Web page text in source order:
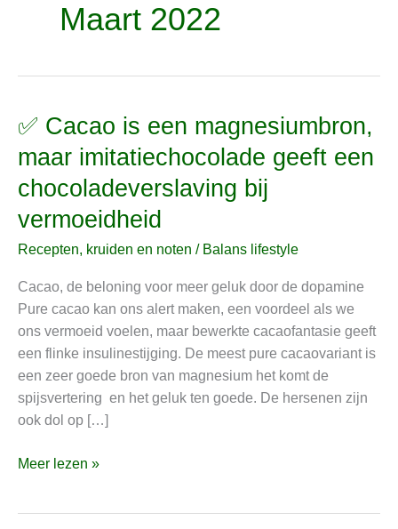
Maart 2022
✅ Cacao is een magnesiumbron,
maar imitatiechocolade geeft een
chocoladeverslaving bij
vermoeidheid
Recepten, kruiden en noten / Balans lifestyle
Cacao, de beloning voor meer geluk door de dopamine
Pure cacao kan ons alert maken, een voordeel als we
ons vermoeid voelen, maar bewerkte cacaofantasie geeft
een flinke insulinestijging. De meest pure cacaovariant is
een zeer goede bron van magnesium het komt de
spijsvertering en het geluk ten goede. De hersenen zijn
ook dol op […]
✅
is
een
magnesiumbron,
maar
imitatiechocolade
Meer lezen »